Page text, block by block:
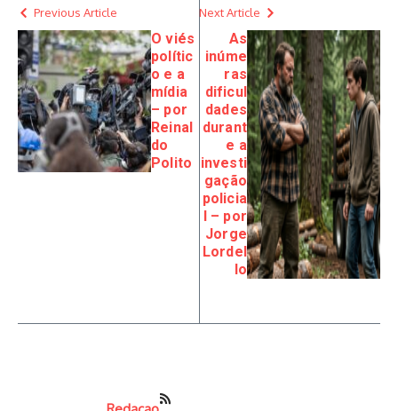
Previous Article
O viés
polític
o e a
mídia
– por
Reinal
do
Polito
Next Article
As
inúme
ras
dificul
dades
durant
e a
investi
gação
policia
l – por
Jorge
Lordel
lo